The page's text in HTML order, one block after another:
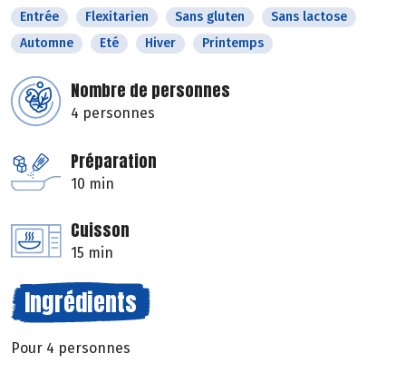
Entrée Flexitarien Sans gluten
Sans lactose
Automne
Eté Hiver Printemps
Nombre de personnes
4 personnes
Préparation
10 min
Cuisson
15 min
Ingrédients
Pour 4 personnes